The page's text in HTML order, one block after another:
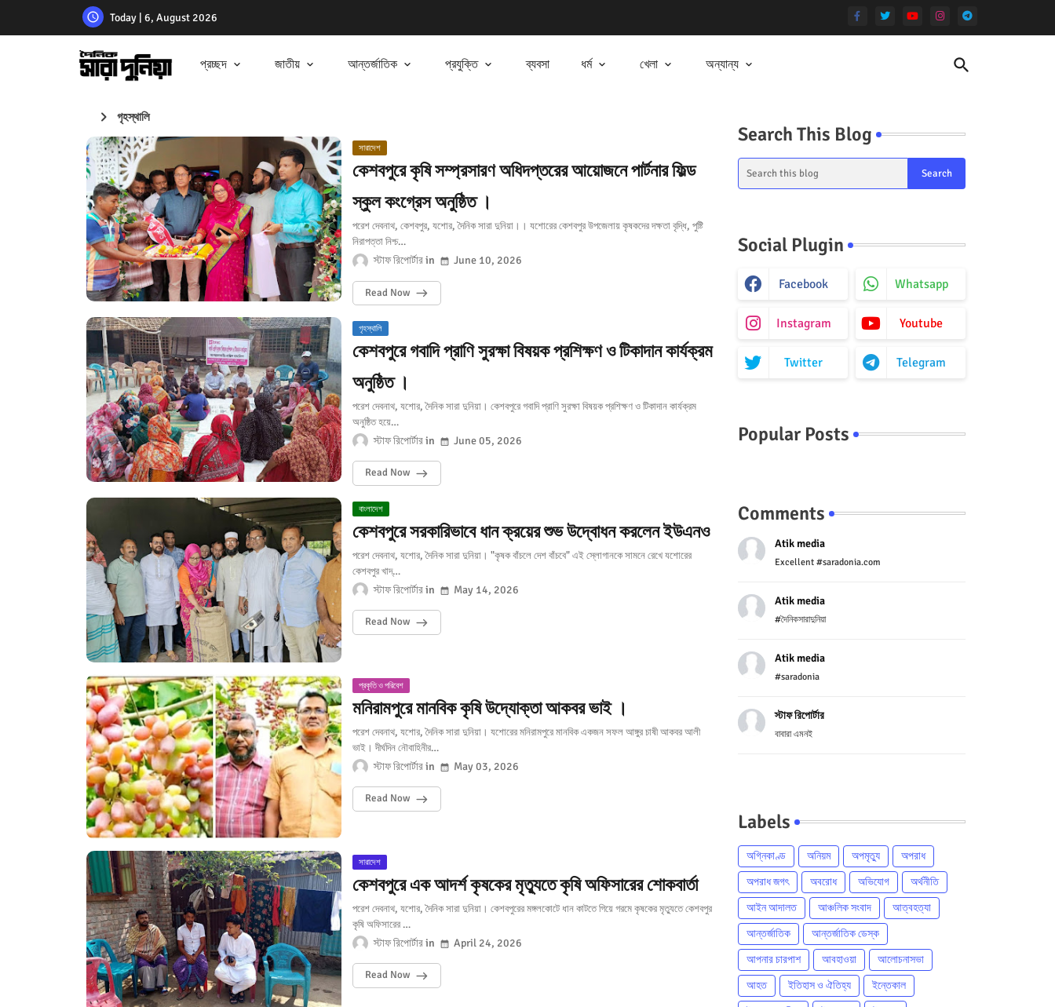
Today | 6, August 2026
প্রচ্ছদ জাতীয় আন্তর্জাতিক প্রযুক্তি ব্যবসা ধর্ম খেলা অন্যান্য
গৃহস্থালি
সারাদেশ
কেশবপুরে কৃষি সম্প্রসারণ অধিদপ্তরের আয়োজনে পার্টনার ফিল্ড
স্কুল কংগ্রেস অনুষ্ঠিত ।
পরেশ দেবনাথ, কেশবপুর, যশোর, দৈনিক সারা দুনিয়া।। যশোরের কেশবপুর উপজেলায় কৃষকদের দক্ষতা বৃদ্ধি, পুষ্টি
নিরাপত্তা নিশ্চ…
স্টাফ রিপোর্টার June 10, 2026
Read Now
গৃহস্থালি
কেশবপুরে গবাদি প্রাণি সুরক্ষা বিষয়ক প্রশিক্ষণ ও টিকাদান কার্যক্রম
অনুষ্ঠিত ।
পরেশ দেবনাথ, যশোর, দৈনিক সারা দুনিয়া। কেশবপুরে গবাদি প্রাণি সুরক্ষা বিষয়ক প্রশিক্ষণ ও টিকাদান কার্যক্রম
অনুষ্ঠিত হয়ে…
স্টাফ রিপোর্টার June 05, 2026
Read Now
বাংলাদেশ
কেশবপুরে সরকারিভাবে ধান ক্রয়ের শুভ উদ্বোধন করলেন ইউএনও
পরেশ দেবনাথ, যশোর, দৈনিক সারা দুনিয়া। "কৃষক বাঁচলে দেশ বাঁচবে" এই স্লোগানকে সামনে রেখে যশোরের
কেশবপুর খাদ্…
স্টাফ রিপোর্টার May 14, 2026
Read Now
প্রকৃতি ও পরিবেশ
মনিরামপুরে মানবিক কৃষি উদ্যোক্তা আকবর ভাই ।
পরেশ দেবনাথ, যশোর, দৈনিক সারা দুনিয়া। যশোরের মনিরামপুরে মানবিক একজন সফল আঙ্গুর চাষী আকবর আলী
ভাই। দীর্ঘদিন নৌবাহিনীর…
স্টাফ রিপোর্টার May 03, 2026
Read Now
সারাদেশ
কেশবপুরে এক আদর্শ কৃষকের মৃত্যুতে কৃষি অফিসারের শোকবার্তা
পরেশ দেবনাথ, যশোর, দৈনিক সারা দুনিয়া। কেশবপুরের মঙ্গলকোটে ধান কাটতে গিয়ে গরমে কৃষকের মৃত্যুতে কেশবপুর
কৃষি অফিসারের …
স্টাফ রিপোর্টার April 24, 2026
Read Now
Search This Blog
Social Plugin
Facebook Whatsapp
Instagram Youtube
Twitter Telegram
Popular Posts
Comments
Atik media
Excellent #saradonia.com
Atik media
#দৈনিকসারাদুনিয়া
Atik media
#saradonia
স্টাফ রিপোর্টার
বাবারা এমনই
Labels
অগ্নিকাণ্ড অনিয়ম অপমৃত্যু
অপরাধ
অপরাধ জগৎ
অবরোধ অভিযোগ
অর্থনীতি
আইন আদালত
আঞ্চলিক সংবাদ
আত্বহত্যা
আন্তর্জাতিক
আন্তর্জাতিক ডেস্ক
আপনার চারপাশ
আবহাওয়া
আলোচনাসভা
আহত
ইতিহাস ও ঐতিহ্য
ইন্তেকাল